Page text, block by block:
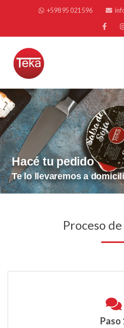
+598 95 021 596
Hacé tu pedido
Te lo llevaremos a
Proceso
Paso